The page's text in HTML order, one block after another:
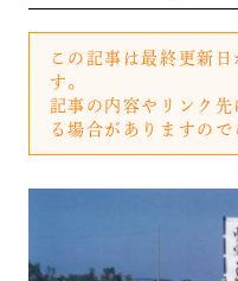
この記事は最終更新
す。
記事の内容やリンク
る場合がありますので